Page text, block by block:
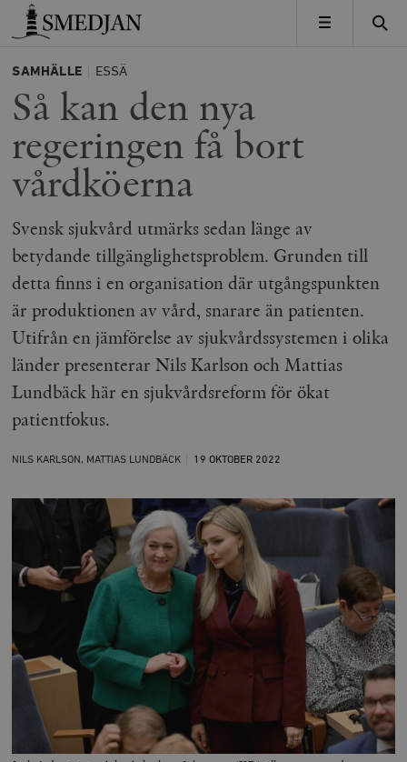
Timbro
MENY
SAMHÄLLE ESSÄ
Så kan den nya
regeringen få bort
vårdköerna
Svensk sjukvård utmärks sedan länge av
betydande tillgänglighetsproblem. Grunden till
detta finns i en organisation där utgångspunkten
är produktionen av vård, snarare än patienten.
Utifrån en jämförelse av sjukvårdssystemen i olika
länder presenterar Nils Karlson och Mattias
Lundbäck här en sjukvårdsreform för ökat
patientfokus.
NILS KARLSON, MATTIAS LUNDBÄCK 19 OKTOBER 2022